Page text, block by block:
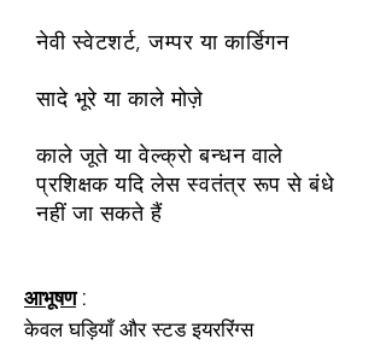
नेवी स्वेटशर्ट, जम्पर या कार्डिगन
सादे भूरे या काले मोज़े
काले जूते या वेल्क्रो बन्धन वाले
प्रशिक्षक यदि लेस स्वतंत्र रूप से बंधे
नहीं जा सकते हैं
आभूषण :
केवल घड़ियाँ और स्टड इयररिंग्स